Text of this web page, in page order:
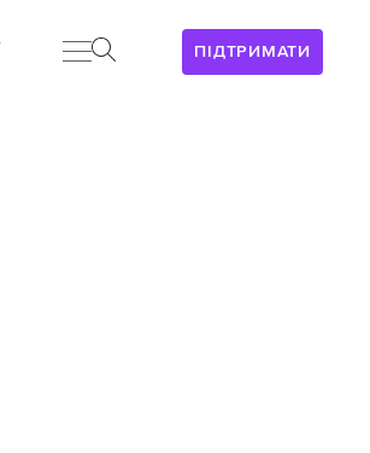
ПІДТРИМАТИ